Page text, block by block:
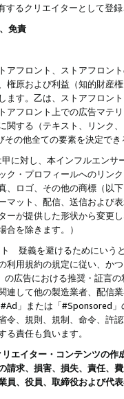
するクリエイターとして登
免責
アフロント、ストアフロン
権原および利益（知的財産
ます。乙は、ストアフロン
アフロント上での広告マテ
関する（テキスト、リンク
その他全ての要素を決定で
に対し、本インフルエンサ
ク・プロフィールへのリン
、ロゴ、その他の商標（以
マット、配信、送信および
ーが提供した形状から変更
を除きます。）
疑義を避けるためにいう
利用規約の規定に従い、か
の広告における推奨・証言
連して他の製造業者、配信
」または「#Sponsored
令、規則、規制、命令、許
責任も負います。
エイター・コンテンツの
請求、損害、損失、責任、
員、役員、取締役および代